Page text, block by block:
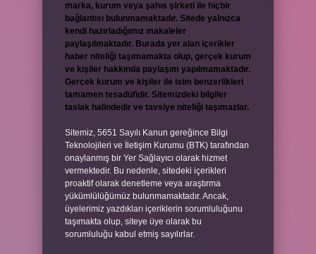
marka, kurum veya şahıs şirketi ile hiçbir
bağlantısı bulunmamaktadır. Sitede yalnızca
kendi hazırladığımız makaleler
paylaşılmaktadır. Burada yer alan içerikler
haber niteliği taşımamakta olup, gerçek kurum
ve kişiler hakkında paylaşım yapılmamaktadır.
Gerçek kurum ve kişiler ile isim benzerlikleri
tamamen tesadüfidir. Sitemizdeki bilgiler
taslak halindedir ve tavsiye niteliği taşımazlar.
Sitemiz, 5651 Sayılı Kanun gereğince Bilgi
Teknolojileri ve İletişim Kurumu (BTK) tarafından
onaylanmış bir Yer Sağlayıcı olarak hizmet
vermektedir. Bu nedenle, sitedeki içerikleri
proaktif olarak denetleme veya araştırma
yükümlülüğümüz bulunmamaktadır. Ancak,
üyelerimiz yazdıkları içeriklerin sorumluluğunu
taşımakta olup, siteye üye olarak bu
sorumluluğu kabul etmiş sayılırlar.